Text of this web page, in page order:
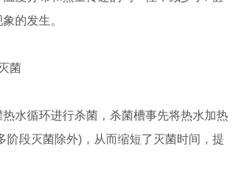
的发生。
菌
循环进行杀菌，杀菌槽事先将热水加热
阶段灭菌除外)，从而缩短了灭菌时间，提